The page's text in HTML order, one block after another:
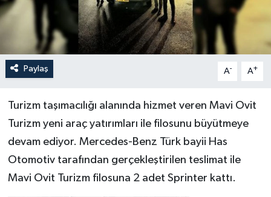
Paylaş A- A+
Turizm taşımacılığı alanında hizmet veren Mavi Ovit
Turizm yeni araç yatırımları ile filosunu büyütmeye
devam ediyor. Mercedes-Benz Türk bayii Has
Otomotiv tarafından gerçekleştirilen teslimat ile
Mavi Ovit Turizm filosuna 2 adet Sprinter kattı.